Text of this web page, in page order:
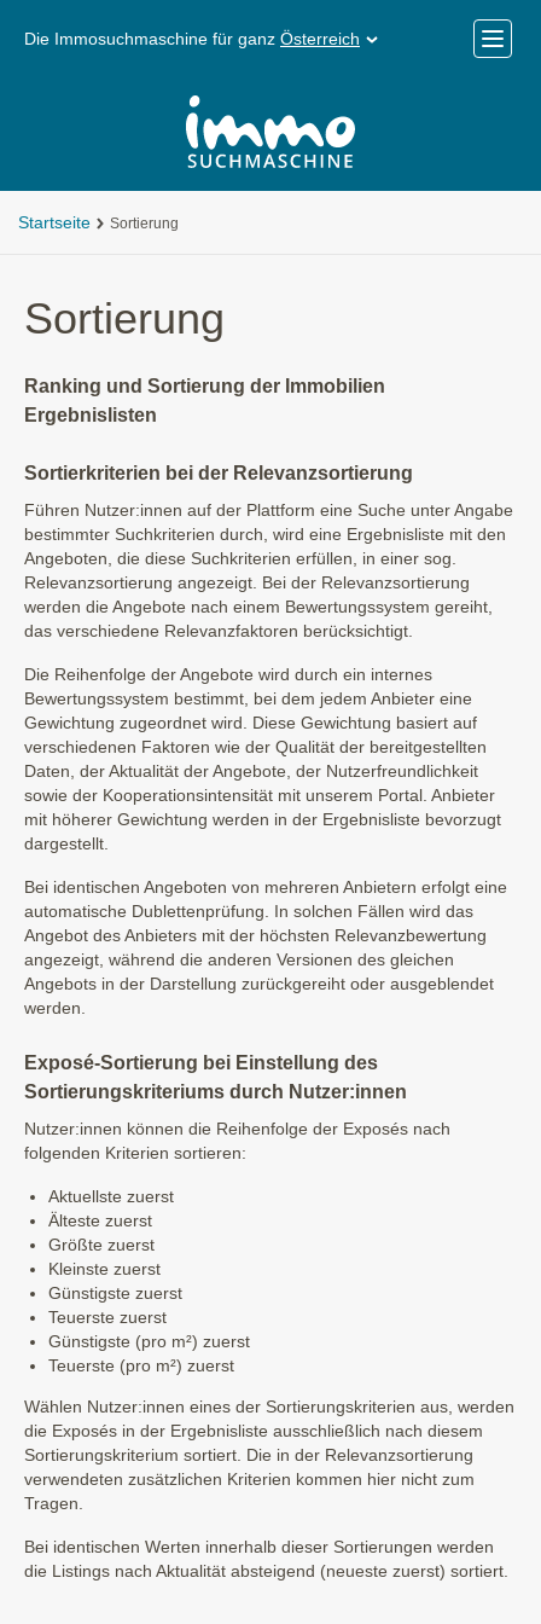
Die Immosuchmaschine für ganz Österreich
Menü
Startseite Sortierung
Sortierung
Ranking und Sortierung der Immobilien
Ergebnislisten
Sortierkriterien bei der Relevanzsortierung
Führen Nutzer:innen auf der Plattform eine Suche unter Angabe
bestimmter Suchkriterien durch, wird eine Ergebnisliste mit den
Angeboten, die diese Suchkriterien erfüllen, in einer sog.
Relevanzsortierung angezeigt. Bei der Relevanzsortierung
werden die Angebote nach einem Bewertungssystem gereiht,
das verschiedene Relevanzfaktoren berücksichtigt.
Die Reihenfolge der Angebote wird durch ein internes
Bewertungssystem bestimmt, bei dem jedem Anbieter eine
Gewichtung zugeordnet wird. Diese Gewichtung basiert auf
verschiedenen Faktoren wie der Qualität der bereitgestellten
Daten, der Aktualität der Angebote, der Nutzerfreundlichkeit
sowie der Kooperationsintensität mit unserem Portal. Anbieter
mit höherer Gewichtung werden in der Ergebnisliste bevorzugt
dargestellt.
Bei identischen Angeboten von mehreren Anbietern erfolgt eine
automatische Dublettenprüfung. In solchen Fällen wird das
Angebot des Anbieters mit der höchsten Relevanzbewertung
angezeigt, während die anderen Versionen des gleichen
Angebots in der Darstellung zurückgereiht oder ausgeblendet
werden.
Exposé-Sortierung bei Einstellung des
Sortierungskriteriums durch Nutzer:innen
Nutzer:innen können die Reihenfolge der Exposés nach
folgenden Kriterien sortieren:
Aktuellste zuerst
Älteste zuerst
Größte zuerst
Kleinste zuerst
Günstigste zuerst
Teuerste zuerst
Günstigste (pro m²) zuerst
Teuerste (pro m²) zuerst
Wählen Nutzer:innen eines der Sortierungskriterien aus, werden
die Exposés in der Ergebnisliste ausschließlich nach diesem
Sortierungskriterium sortiert. Die in der Relevanzsortierung
verwendeten zusätzlichen Kriterien kommen hier nicht zum
Tragen.
Bei identischen Werten innerhalb dieser Sortierungen werden
die Listings nach Aktualität absteigend (neueste zuerst) sortiert.